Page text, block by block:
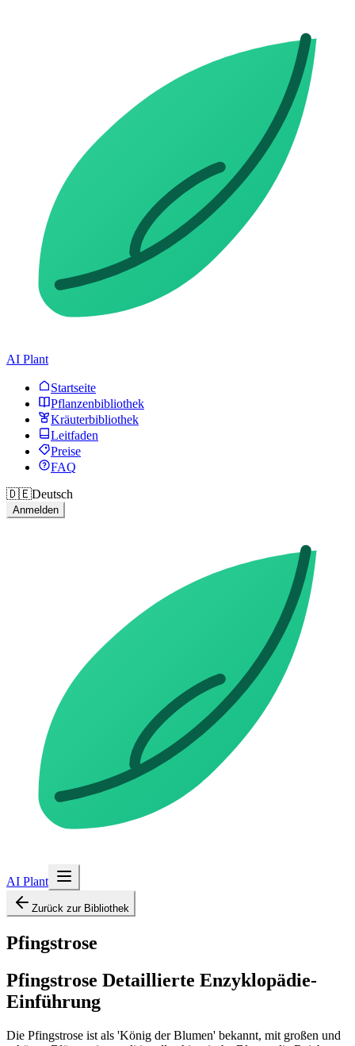
AI Plant
Startseite
Pflanzenbibliothek
Kräuterbibliothek
Leitfaden
Preise
FAQ
🇩🇪Deutsch
Anmelden
AI Plant
Zurück zur Bibliothek
Pfingstrose
Pfingstrose Detaillierte Enzyklopädie-
Einführung
Die Pfingstrose ist als 'König der Blumen' bekannt, mit großen und